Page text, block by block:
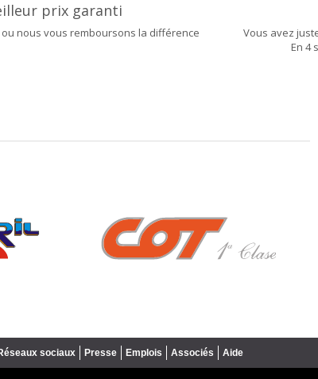
prix garanti
nous vous remboursons la différence
Vous avez
En 4
sociaux Presse Emplois Associés Aide